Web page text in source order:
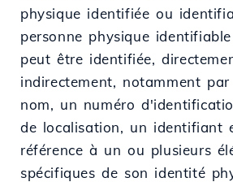
physique identifiée ou
personne physique
peut être identifiée,
indirectement, notamment
nom, un numéro
de localisation, un identifiant
référence à un ou plusieurs
spécifiques de son identité